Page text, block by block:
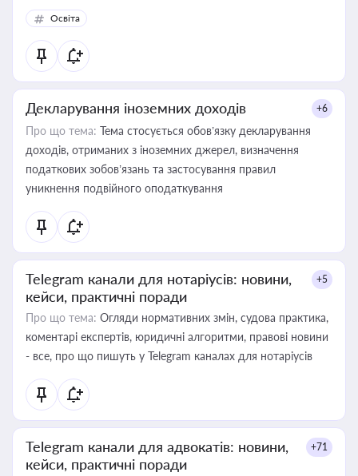
Освіта
Декларування іноземних доходів +6
Про що тема: Тема стосується обов’язку декларування
доходів, отриманих з іноземних джерел, визначення
податкових зобов’язань та застосування правил
уникнення подвійного оподаткування
Telegram канали для нотаріусів: новини,
кейси, практичні поради
+5
Про що тема: Огляди нормативних змін, судова практика,
коментарі експертів, юридичні алгоритми, правові новини
- все, про що пишуть у Telegram каналах для нотаріусів
Telegram канали для адвокатів: новини,
кейси, практичні поради
+71